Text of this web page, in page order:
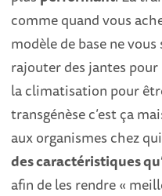
comme quand vous
modèle de base ne
rajouter des jantes
la climatisation pour
transgénèse c’est ça
aux organismes chez
des caractéristiques
afin de les rendre «